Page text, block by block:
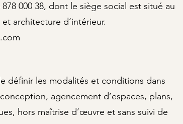
000 38, dont le siège social est situé au
architecture d’intérieur.
définir les modalités et conditions dans
agencement d’espaces, plans,
hors maîtrise d’œuvre et sans suivi de